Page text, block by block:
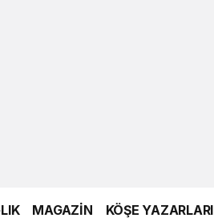
MAGAZİN KÖŞE YAZARLARI